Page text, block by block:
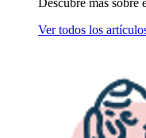
Descubre más sobre
Ver todos los